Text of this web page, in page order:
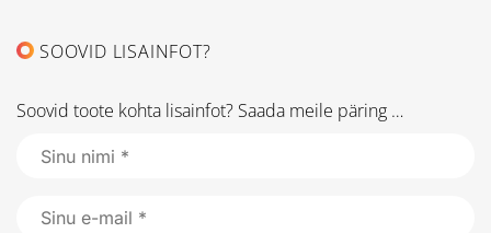
SOOVID LISAINFOT?
Soovid toote kohta lisainfot? Saada meile päring …